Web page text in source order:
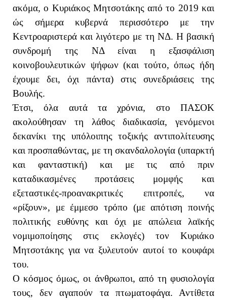
ακόμα, ο Κυριάκος Μητσοτάκης από το 2019 και
ώς σήμερα κυβερνά περισσότερο με την
Κεντροαριστερά και λιγότερο με τη ΝΔ. Η βασική
συνδρομή της ΝΔ είναι η εξασφάλιση
κοινοβουλευτικών ψήφων (και τούτο, όπως ήδη
έχουμε δει, όχι πάντα) στις συνεδριάσεις της
Βουλής.
Έτσι, όλα αυτά τα χρόνια, στο ΠΑΣΟΚ
ακολούθησαν τη λάθος διαδικασία, γενόμενοι
δεκανίκι της υπόλοιπης τοξικής αντιπολίτευσης
και προσπαθώντας, με τη σκανδαλολογία (υπαρκτή
και φανταστική) και με τις από πριν
καταδικασμένες προτάσεις μομφής και
εξεταστικές-προανακριτικές επιτροπές, να
«ρίξουν», με έμμεσο τρόπο (με απότιση ποινής
πολιτικής ευθύνης και όχι με απώλεια λαϊκής
νομιμοποίησης στις εκλογές) τον Κυριάκο
Μητσοτάκης για να ξυλευτούν αυτοί το κουφάρι
του.
Ο κόσμος όμως, οι άνθρωποι, από τη φυσιολογία
τους, δεν αγαπούν τα πτωματοφάγα. Αντίθετα